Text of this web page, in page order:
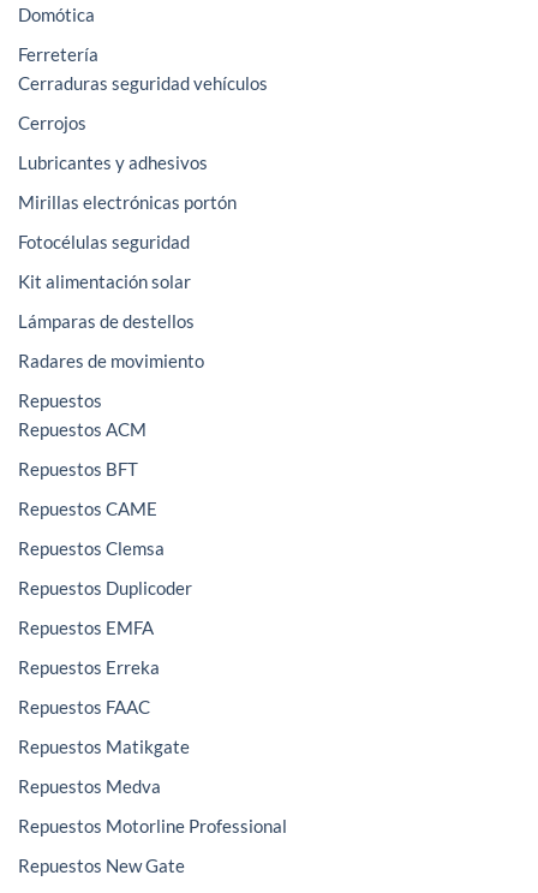
Domótica
Ferretería
Cerraduras seguridad vehículos
Cerrojos
Lubricantes y adhesivos
Mirillas electrónicas portón
Fotocélulas seguridad
Kit alimentación solar
Lámparas de destellos
Radares de movimiento
Repuestos
Repuestos ACM
Repuestos BFT
Repuestos CAME
Repuestos Clemsa
Repuestos Duplicoder
Repuestos EMFA
Repuestos Erreka
Repuestos FAAC
Repuestos Matikgate
Repuestos Medva
Repuestos Motorline Professional
Repuestos New Gate